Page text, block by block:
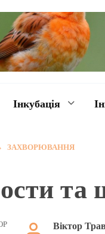
Інкубація
ЗАХВОРЮВАННЯ
та
Віктор